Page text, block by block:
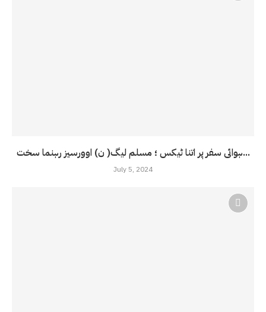
ہوائی سفر پر اتنا ٹیکس ؛ مسلم لیگ( ن) اوورسیز رہنما سخت...
July 5, 2024